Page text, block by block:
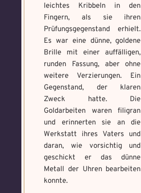
leichtes Kribbeln in den
Fingern, als sie ihren
Prüfungsgegenstand erhielt.
Es war eine dünne, goldene
Brille mit einer auffälligen,
runden Fassung, aber ohne
weitere Verzierungen. Ein
Gegenstand, der klaren
Zweck hatte. Die
Goldarbeiten waren filigran
und erinnerten sie an die
Werkstatt ihres Vaters und
daran, wie vorsichtig und
geschickt er das dünne
Metall der Uhren bearbeiten
konnte.